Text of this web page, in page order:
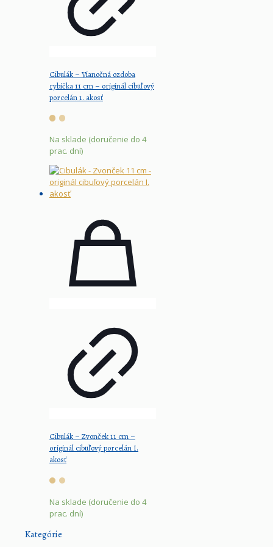
Cibulák – Vianočná ozdoba
rybička 11 cm – originál cibuľový
porcelán 1. akosť
Na sklade (doručenie do 4
prac. dní)
Cibulák – Zvonček 11 cm –
originál cibuľový porcelán I.
akosť
Na sklade (doručenie do 4
prac. dní)
Kategórie